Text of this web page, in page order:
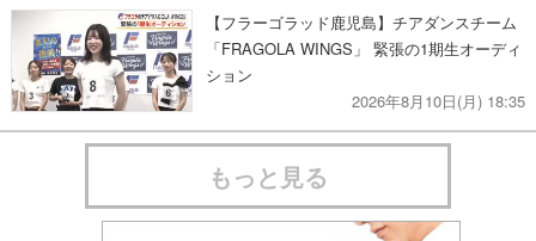
【フラーゴラッド鹿児島】チアダンスチーム
「FRAGOLA WINGS」 緊張の1期生オーディ
ション
2026年8月10日(月) 18:35
もっと見る